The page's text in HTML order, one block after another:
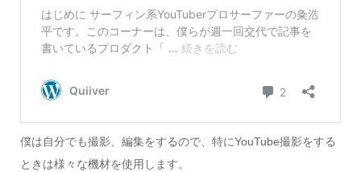
僕は自分でも撮影、編集をするので、特にYouTube撮影をする
ときは様々な機材を使用します。